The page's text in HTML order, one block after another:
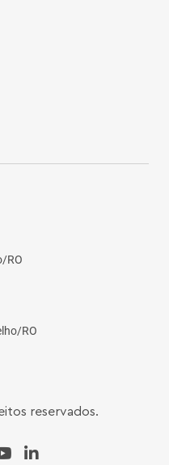
RO
RO
reservados.